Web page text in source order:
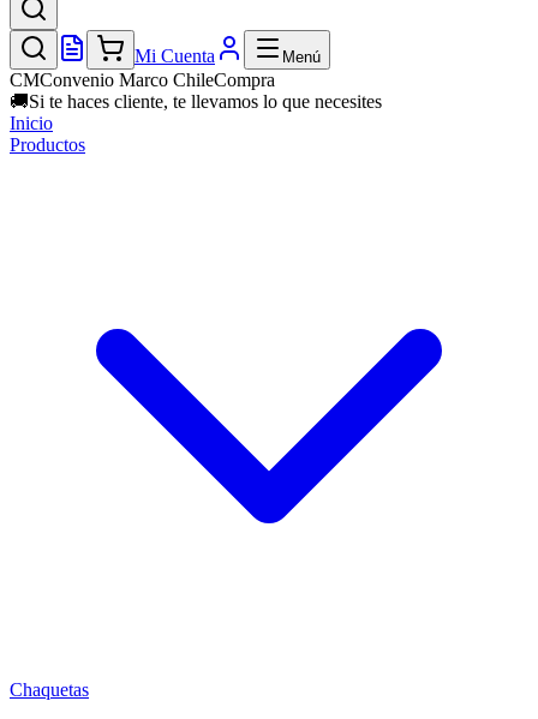
Mi Cuenta Menú
CMConvenio Marco ChileCompra
🚚Si te haces cliente, te llevamos lo que necesites
Inicio
Productos
Chaquetas